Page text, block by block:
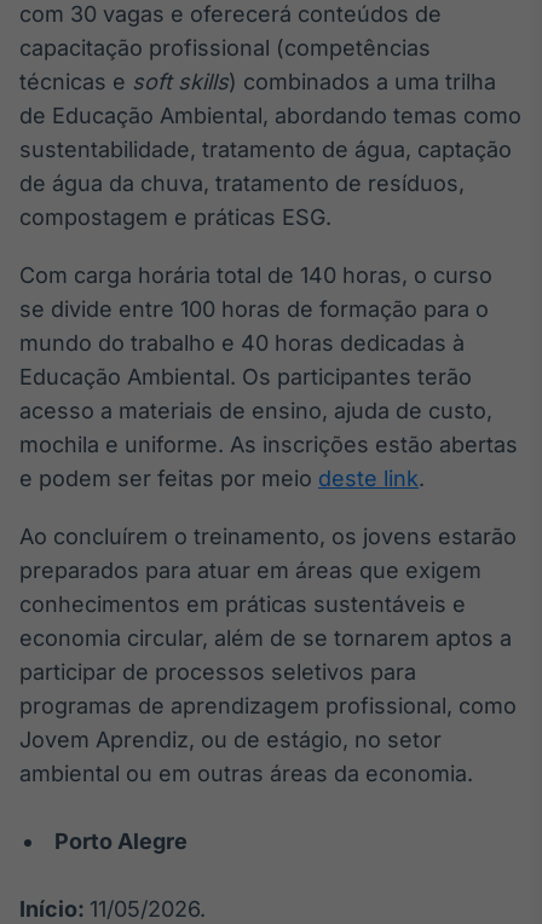
Broadcast
Widgets
para conteúdos e
funcionalidades
Broadcast
Conteúdos e
dados para
displays e telas
Broadcast
Curadoria
Curadoria de
conteúdos
Tecnologia
Monitoramento
inteligente de
conteúdos
Broadcast
com 30 vagas e oferecerá conteúdos de
capacitação profissional (competências
técnicas e soft skills) combinados a uma trilha
de Educação Ambiental, abordando temas como
sustentabilidade, tratamento de água, captação
de água da chuva, tratamento de resíduos,
compostagem e práticas ESG.
Com carga horária total de 140 horas, o curso
se divide entre 100 horas de formação para o
mundo do trabalho e 40 horas dedicadas à
Educação Ambiental. Os participantes terão
acesso a materiais de ensino, ajuda de custo,
mochila e uniforme. As inscrições estão abertas
e podem ser feitas por meio deste link.
Ao concluírem o treinamento, os jovens estarão
preparados para atuar em áreas que exigem
conhecimentos em práticas sustentáveis e
economia circular, além de se tornarem aptos a
participar de processos seletivos para
programas de aprendizagem profissional, como
Jovem Aprendiz, ou de estágio, no setor
ambiental ou em outras áreas da economia.
Porto Alegre
Início: 11/05/2026.